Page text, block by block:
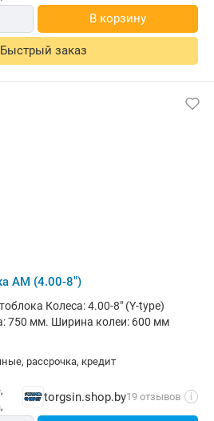
покраска; Ширина колеи колес,
ширина колеи; Тип крепления к
сцепка; Цвет адаптера: серый.
В корзину
Быстрый заказ
АМ (4.00-8")
Колеса: 4.00-8" (Y-type)
750 мм. Ширина колеи: 600 мм
рассрочка, кредит
torgsin.shop.by19 отзывов i